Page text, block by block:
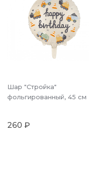
Шар "Стройка"
фольгированный, 45 см
260 ₽